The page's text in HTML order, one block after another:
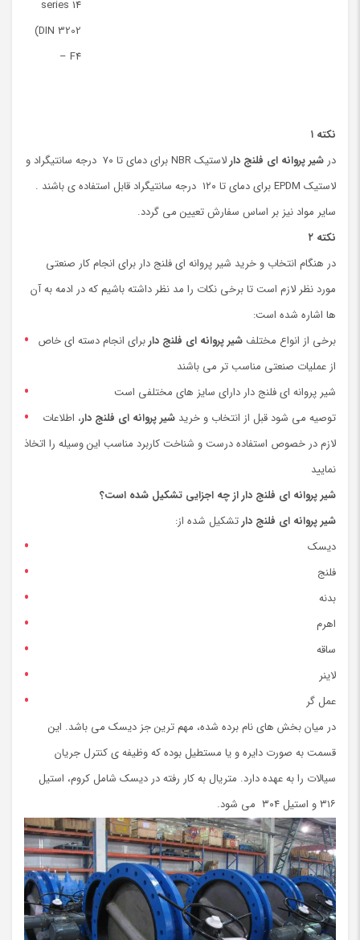
series 14
(DIN 3202
– F4
نکته ۱
در شیر پروانه ای فلنج دار
لاستیک NBR برای دمای تا ۷۰ درجه سانتیگراد و
لاستیک EPDM برای دمای تا ۱۲۰ درجه سانتیگراد قابل استفاده ی باشند .
سایر مواد نیز بر اساس سفارش تعیین می گردد.
نکته ۲
در هنگام انتخاب و خرید شیر پروانه ای فلنج دار برای انجام کار صنعتی
مورد نظر لازم است تا برخی نکات را مد نظر داشته باشیم که در ادمه به آن
ها اشاره شده است:
برخی از انواع مختلف شیر پروانه ای فلنج داربرای انجام دسته ای خاص
از عملیات صنعتی مناسب تر می باشند
شیر پروانه ای فلنج دار دارای سایز های مختلفی است
توصیه می شود قبل از انتخاب و خرید شیر پروانه ای فلنج دار، اطلاعات
لازم در خصوص استفاده درست و شناخت کاربرد مناسب این وسیله را اتخاذ
نمایید
شیر پروانه ای فلنج دار از چه اجزایی تشکیل شده است؟
شیر پروانه ای فلنج دارتشکیل شده از:
دیسک
فلنج
بدنه
اهرم
ساقه
لاینر
عمل گر
در میان بخش های نام برده شده، مهم ترین جز دیسک می باشد. این
قسمت به صورت دایره و یا مستطیل بوده که وظیفه ی کنترل جریان
سیالات را به عهده دارد. متریال به کار رفته در دیسک شامل کروم، استیل
۳۱۶ و استیل ۳۰۴ می شود.